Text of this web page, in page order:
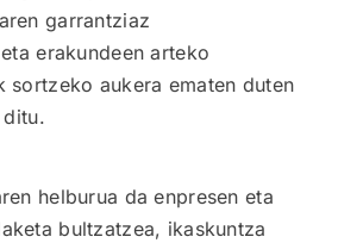
garrantziaz
erakundeen arteko
sortzeko aukera ematen duten
helburua da enpresen eta
bultzatzea, ikaskuntza